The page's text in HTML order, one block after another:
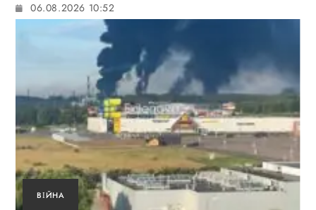
06.08.2026 10:52
ВІЙНА